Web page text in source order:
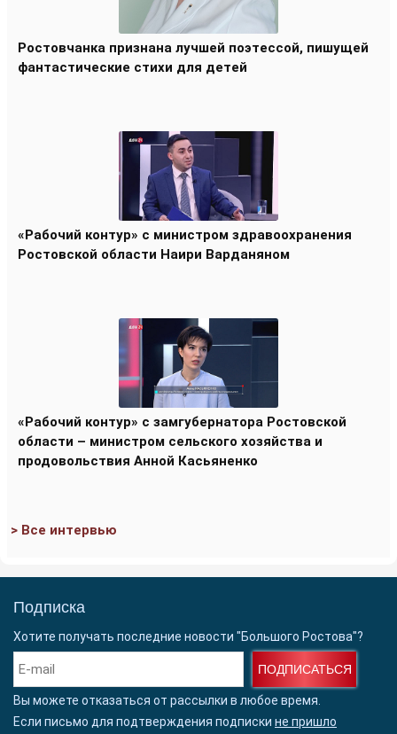
Ростовчанка признана лучшей поэтессой, пишущей
фантастические стихи для детей
«Рабочий контур» с министром здравоохранения
Ростовской области Наири Варданяном
«Рабочий контур» с замгубернатора Ростовской
области – министром сельского хозяйства и
продовольствия Анной Касьяненко
> Все интервью
Подписка
Хотите получать последние новости "Большого Ростова"?
ПОДПИСАТЬСЯ
Вы можете отказаться от рассылки в любое время.
Если письмо для подтверждения подписки не пришло